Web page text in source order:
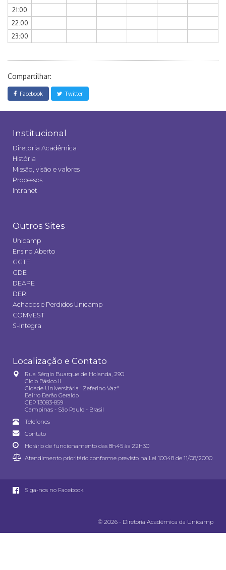
21:00
22:00
23:00
Compartilhar:
Facebook Twitter
Institucional
Diretoria Acadêmica
História
Missão, visão e valores
Processos
Intranet
Outros Sites
Unicamp
Ensino Aberto
GGTE
GDE
DEAPE
DERI
Achados e Perdidos Unicamp
COMVEST
S-integra
Localização e Contato
Rua Sérgio Buarque de Holanda, 290
Ciclo Básico II
Cidade Universitária "Zeferino Vaz"
Bairro Barão Geraldo
CEP 13083-859
Campinas - São Paulo - Brasil
Telefones
Contato
Horário de funcionamento das 8h45 às 22h30
Atendimento prioritário conforme previsto na Lei 10048 de 11/08/2000
Siga-nos no Facebook
© 2026 - Diretoria Acadêmica da Unicamp